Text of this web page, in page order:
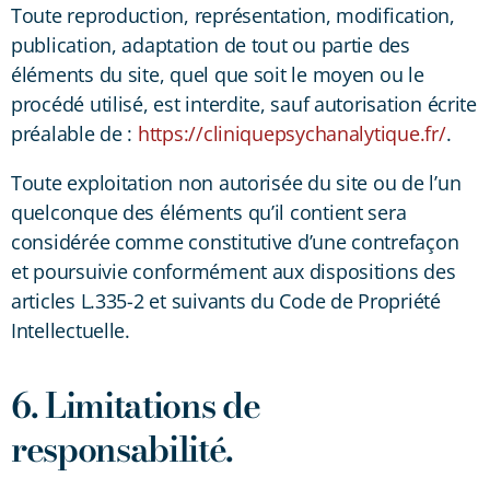
Toute reproduction, représentation, modification,
publication, adaptation de tout ou partie des
éléments du site, quel que soit le moyen ou le
procédé utilisé, est interdite, sauf autorisation écrite
préalable de : https://cliniquepsychanalytique.fr/.
Toute exploitation non autorisée du site ou de l’un
quelconque des éléments qu’il contient sera
considérée comme constitutive d’une contrefaçon
et poursuivie conformément aux dispositions des
articles L.335-2 et suivants du Code de Propriété
Intellectuelle.
6. Limitations de
responsabilité.